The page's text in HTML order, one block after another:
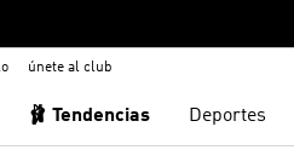
únete al club
🩰 Tendencias Deportes